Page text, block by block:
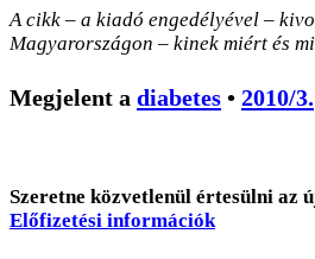
A cikk – a kiadó engedélyével –
Magyarországon – kinek miért és
Megjelent a diabetes • 2010/3.
Szeretne közvetlenül értesülni az
Előfizetési információk